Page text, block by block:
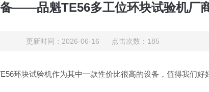
——品魁TE56多工位环块试验机厂
更新时间：2026-06-16 点击次数：185
块试验机作为其中一款性价比很高的设备，值得我们好